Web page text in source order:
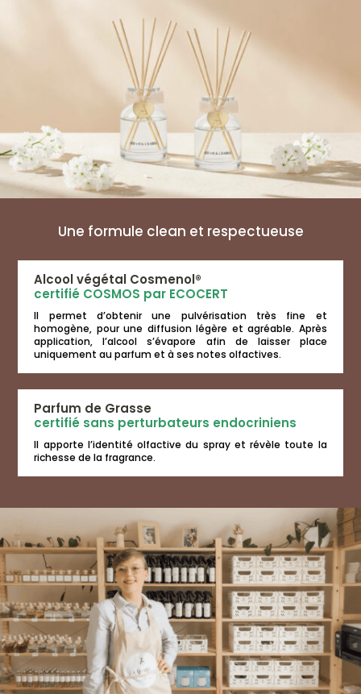
du
produit
Une formule clean et respectueuse
Alcool végétal Cosmenol®
certifié COSMOS par ECOCERT
Il permet d’obtenir une pulvérisation très fine et
homogène, pour une diffusion légère et agréable. Après
application, l’alcool s’évapore afin de laisser place
uniquement au parfum et à ses notes olfactives.
Parfum de Grasse
certifié sans perturbateurs endocriniens
Il apporte l’identité olfactive du spray et révèle toute la
richesse de la fragrance.